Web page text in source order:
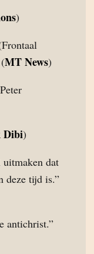
)
MT News)
Dibi)
uitmaken dat
deze tijd is.”
antichrist.”